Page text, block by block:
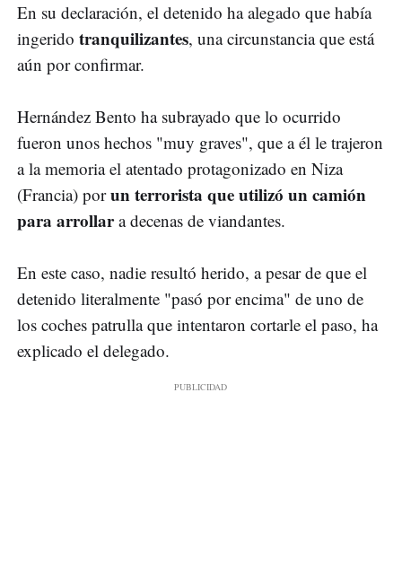
En su declaración, el detenido ha alegado que había
ingerido tranquilizantes, una circunstancia que está
aún por confirmar.
Hernández Bento ha subrayado que lo ocurrido
fueron unos hechos "muy graves", que a él le trajeron
a la memoria el atentado protagonizado en Niza
(Francia) porun terrorista que utilizó un camión
para arrollara decenas de viandantes.
En este caso, nadie resultó herido, a pesar de que el
detenido literalmente "pasó por encima" de uno de
los coches patrulla que intentaron cortarle el paso, ha
explicado el delegado.